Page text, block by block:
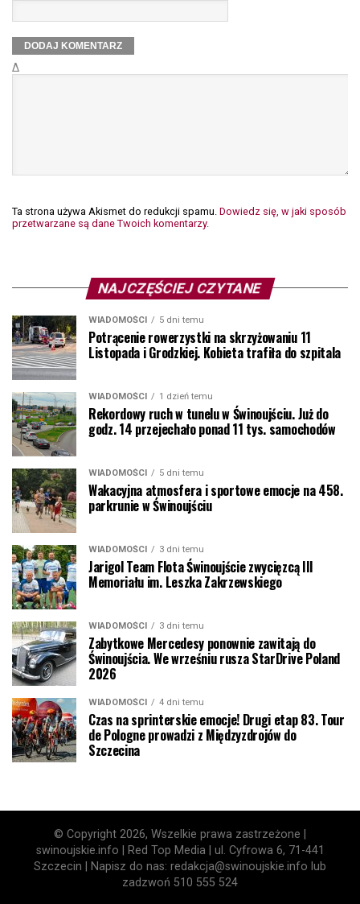
Δ
Ta strona używa Akismet do redukcji spamu. Dowiedz się, w jaki sposób
przetwarzane są dane Twoich komentarzy.
NAJCZĘŚCIEJ CZYTANE
WIADOMOŚCI 5 dni temu
Potrącenie rowerzystki na skrzyżowaniu 11
Listopada i Grodzkiej. Kobieta trafiła do szpitala
WIADOMOŚCI 1 dzień temu
Rekordowy ruch w tunelu w Świnoujściu. Już do
godz. 14 przejechało ponad 11 tys. samochodów
WIADOMOŚCI 5 dni temu
Wakacyjna atmosfera i sportowe emocje na 458.
parkrunie w Świnoujściu
WIADOMOŚCI 3 dni temu
Jarigol Team Flota Świnoujście zwycięzcą III
Memoriału im. Leszka Zakrzewskiego
WIADOMOŚCI 3 dni temu
Zabytkowe Mercedesy ponownie zawitają do
Świnoujścia. We wrześniu rusza StarDrive Poland
2026
WIADOMOŚCI 4 dni temu
Czas na sprinterskie emocje! Drugi etap 83. Tour
de Pologne prowadzi z Międzyzdrojów do
Szczecina
© Copyright 2026, Wszelkie prawa zastrzeżone |
swinoujskie.info | Red Top Media | ul. Cyfrowa 6, 71-441
Szczecin | Napisz do nas: redakcja@swinoujskie.info lub
zadzwoń 510 555 524